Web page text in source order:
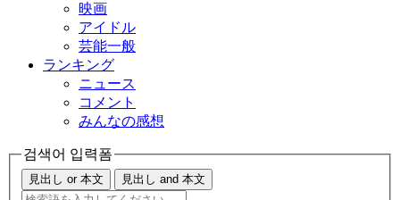
映画
アイドル
芸能一般
ランキング
ニュース
コメント
みんなの感想
검색어 입력폼
見出し or 本文 見出し and 本文